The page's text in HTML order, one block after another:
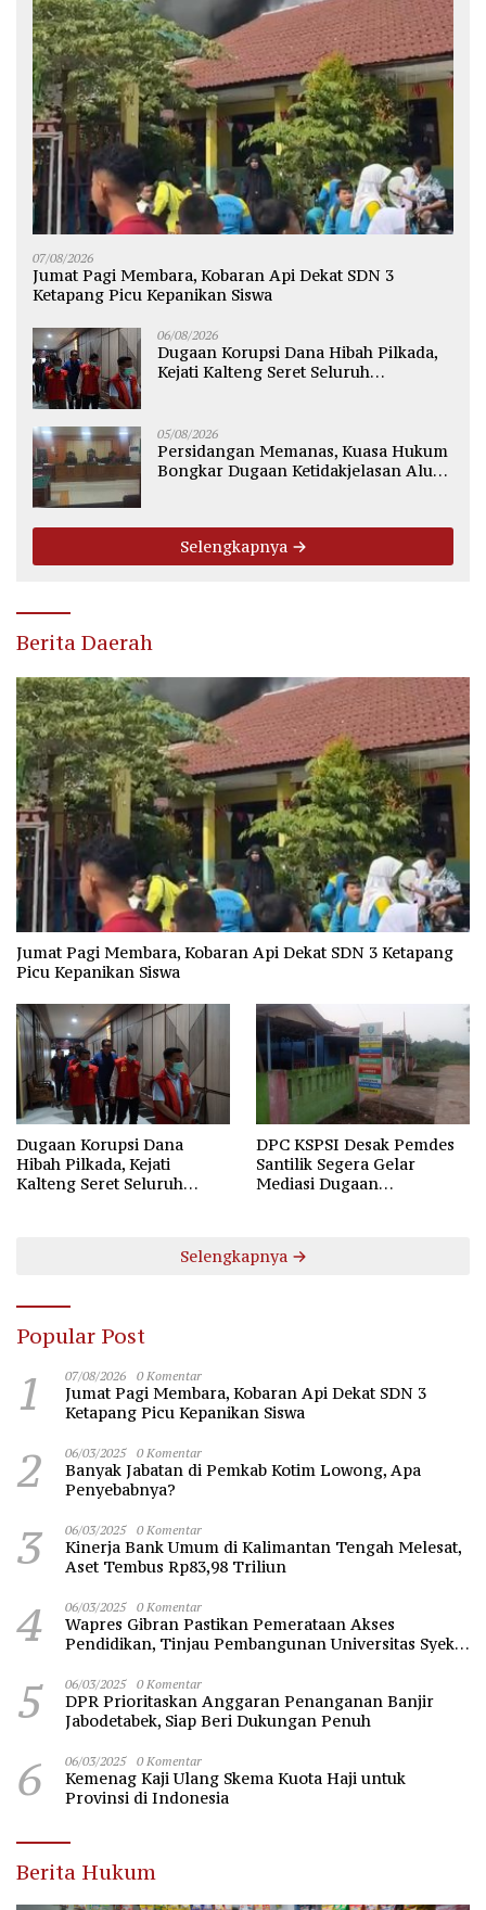
07/08/2026
Jumat Pagi Membara, Kobaran Api Dekat SDN 3
Ketapang Picu Kepanikan Siswa
06/08/2026
Dugaan Korupsi Dana Hibah Pilkada,
Kejati Kalteng Seret Seluruh
05/08/2026
Persidangan Memanas, Kuasa Hukum
Bongkar Dugaan Ketidakjelasan Alur
Selengkapnya
Berita Daerah
Jumat Pagi Membara, Kobaran Api Dekat SDN 3 Ketapang
Picu Kepanikan Siswa
Dugaan Korupsi Dana
Hibah Pilkada, Kejati
Kalteng Seret Seluruh
DPC KSPSI Desak Pemdes
Santilik Segera Gelar
Mediasi Dugaan
Selengkapnya
Popular Post
1 07/08/2026 0 Komentar
Jumat Pagi Membara, Kobaran Api Dekat SDN 3
Ketapang Picu Kepanikan Siswa
2 06/03/2025 0 Komentar
Banyak Jabatan di Pemkab Kotim Lowong, Apa
Penyebabnya?
3 06/03/2025 0 Komentar
Kinerja Bank Umum di Kalimantan Tengah Melesat,
Aset Tembus Rp83,98 Triliun
4 06/03/2025 0 Komentar
Wapres Gibran Pastikan Pemerataan Akses
Pendidikan, Tinjau Pembangunan Universitas Syekh
5 06/03/2025 0 Komentar
DPR Prioritaskan Anggaran Penanganan Banjir
Jabodetabek, Siap Beri Dukungan Penuh
6 06/03/2025 0 Komentar
Kemenag Kaji Ulang Skema Kuota Haji untuk
Provinsi di Indonesia
Berita Hukum